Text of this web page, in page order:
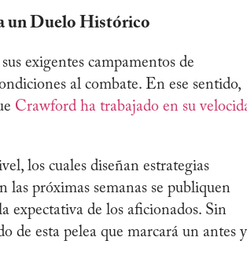
un Duelo Histórico
exigentes campamentos de
al combate. En ese sentido,
Crawford ha trabajado en su
los cuales diseñan estrategias
las próximas semanas se publiquen
expectativa de los aficionados. Sin
de esta pelea que marcará un antes y